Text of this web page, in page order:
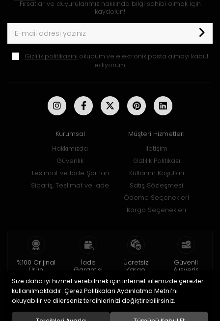
Fırsatlar ve duyurularımız hakkında bilgi sahibi olmak için
kaydolun!
Gizlilik politikasını okudum ve elektronik posta almayı kabul
ediyorum.
Kurumsal
Hakkımızda
Güvenlik
Teslimat ve İade Şartları
Sipariş, Teslimat ve İade
Müşteri Hizmetleri
İletişim
Gizlilik Politikası
Kullanım Koşulları
Satış Sözleşmesi
Ödeme Seçenekleri
Kargo Seçenekleri
%100 Orijinal
Ürün
2 yıl garanti
İade
Garantisi
15 gün içinde
iade
Ücretsiz
Kargo
150 TL ve üzeri
Güvenli
Alışveriş
256bit SSL ile
Size daha iyi hizmet verebilmek için internet sitemizde çerezler
kullanılmaktadır. Çerez Politikaları Aydınlatma Metni’ni
okuyabilir ve dilerseniz tercihlerinizi değiştirebilirsiniz.